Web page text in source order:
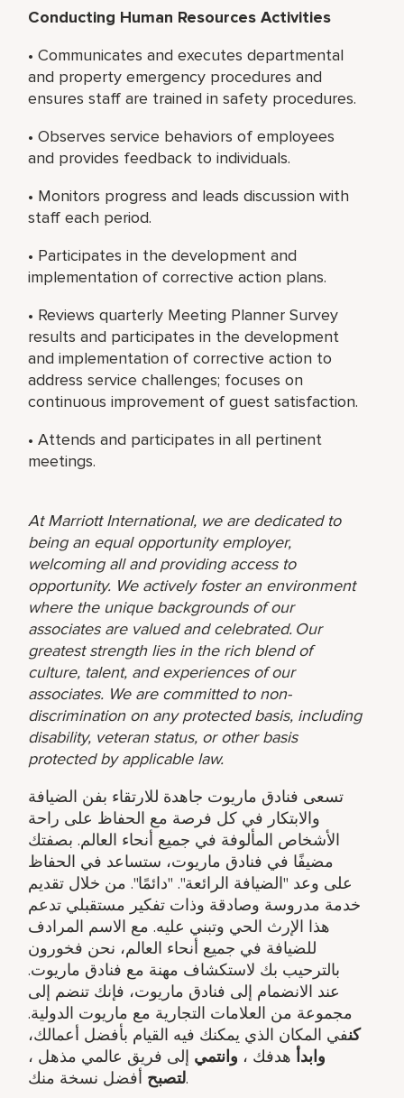
Conducting Human Resources Activities
• Communicates and executes departmental
and property emergency procedures and
ensures staff are trained in safety procedures.
• Observes service behaviors of employees
and provides feedback to individuals.
• Monitors progress and leads discussion with
staff each period.
• Participates in the development and
implementation of corrective action plans.
• Reviews quarterly Meeting Planner Survey
results and participates in the development
and implementation of corrective action to
address service challenges; focuses on
continuous improvement of guest satisfaction.
• Attends and participates in all pertinent
meetings.
At Marriott International, we are dedicated to
being an equal opportunity employer,
welcoming all and providing access to
opportunity. We actively foster an environment
where the unique backgrounds of our
associates are valued and celebrated. Our
greatest strength lies in the rich blend of
culture, talent, and experiences of our
associates. We are committed to non-
discrimination on any protected basis, including
disability, veteran status, or other basis
protected by applicable law.
تسعى فنادق ماريوت جاهدة للارتقاء بفن الضيافة
والابتكار في كل فرصة مع الحفاظ على راحة
الأشخاص المألوفة في جميع أنحاء العالم. بصفتك
مضيفًا في فنادق ماريوت، ستساعد في الحفاظ
على وعد "الضيافة الرائعة". "دائمًا". من خلال تقديم
خدمة مدروسة وصادقة وذات تفكير مستقبلي تدعم
هذا الإرث الحي وتبني عليه. مع الاسم المرادف
للضيافة في جميع أنحاء العالم، نحن فخورون
بالترحيب بك لاستكشاف مهنة مع فنادق ماريوت.
عند الانضمام إلى فنادق ماريوت، فإنك تنضم إلى
مجموعة من العلامات التجارية مع ماريوت الدولية.
كنفي المكان الذي يمكنك فيه القيام بأفضل أعمالك،
وابدأ هدفك ​، وانتمي إلى فريق عالمي مذهل ​،
لتصبحأفضل نسخة منك.